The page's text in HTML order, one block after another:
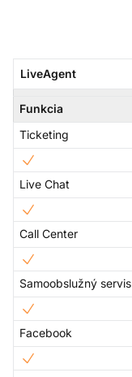
LiveAgent
Funkcia
Ticketing
Live Chat
Call Center
Samoobslužný servis
Facebook